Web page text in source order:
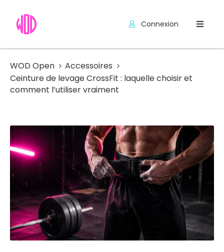
Hyrox
Programmes
Exercices
Outils
Codes
Connexion
WOD Open
Accessoires
Ceinture de levage CrossFit : laquelle choisir et
comment l’utiliser vraiment